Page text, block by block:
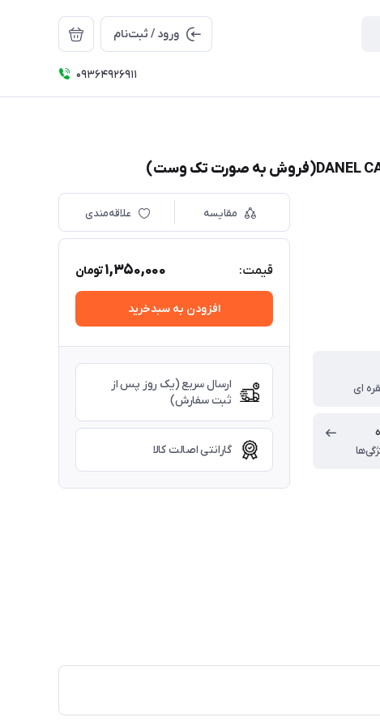
ورود / ثبت‌نام
09364926911
ای
مقایسه علاقه‌مندی
قیمت: 1,350,000تومان
افزودن به سبدخرید
ارسال سریع (یک روز پس از
ثبت سفارش)
گارانتی اصالت کالا